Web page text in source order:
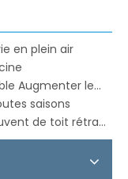
en plein air
Auvent de gazebo extérieur rétractable Augmenter les valeurs
saisons
Agrandissez votre maison avec un auvent de toit rétractable